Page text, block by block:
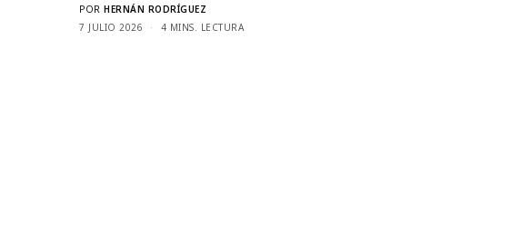
POR HERNÁN RODRÍGUEZ
7 JULIO 2026
4 MINS. LECTURA